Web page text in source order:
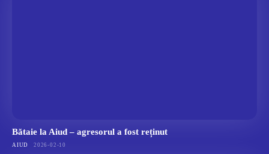
Bătaie la Aiud – agresorul a fost reținut
AIUD 2026-02-10